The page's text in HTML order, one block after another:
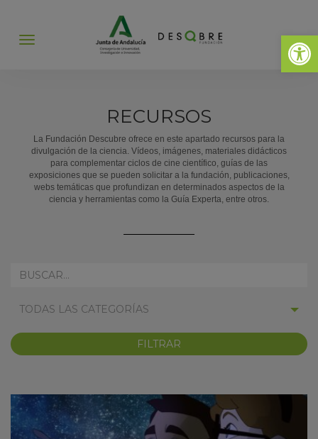
Abrir
Abrir
RECURSOS
La Fundación Descubre ofrece en este apartado recursos para la
divulgación de la ciencia. Vídeos, imágenes, materiales didácticos
para complementar ciclos de cine científico, guías de las
exposiciones que se pueden solicitar a la fundación, publicaciones,
webs temáticas que profundizan en determinados aspectos de la
ciencia y herramientas como la Guía Experta, entre otros.
REALIZA
AQUÍ
BÚSQUEDA:
SELECCIONAR
CATEGORÍA:
TODAS LAS CATEGORÍAS